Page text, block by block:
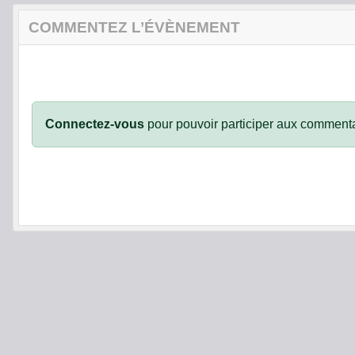
COMMENTEZ L’ÉVÈNEMENT
Connectez-vous pour pouvoir participer aux